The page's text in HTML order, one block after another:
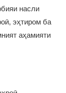
насли
эҳтиром ба
аҳамияти